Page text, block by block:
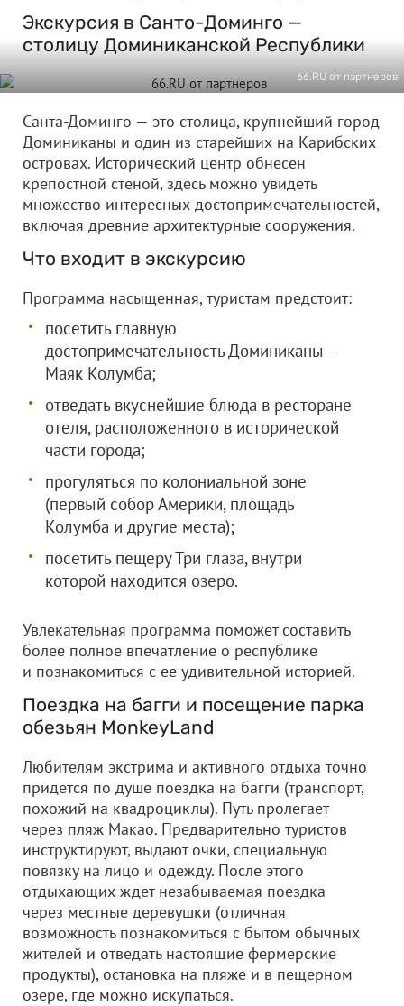
Экскурсия в Санто-Доминго —
столицу Доминиканской Республики
66.RU от партнеров
Санта-Доминго — это столица, крупнейший город
Доминиканы и один из старейших на Карибских
островах. Исторический центр обнесен
крепостной стеной, здесь можно увидеть
множество интересных достопримечательностей,
включая древние архитектурные сооружения.
Что входит в экскурсию
Программа насыщенная, туристам предстоит:
посетить главную
достопримечательность Доминиканы —
Маяк Колумба;
отведать вкуснейшие блюда в ресторане
отеля, расположенного в исторической
части города;
прогуляться по колониальной зоне
(первый собор Америки, площадь
Колумба и другие места);
посетить пещеру Три глаза, внутри
которой находится озеро.
Увлекательная программа поможет составить
более полное впечатление о республике
и познакомиться с ее удивительной историей.
Поездка на багги и посещение парка
обезьян MonkeyLand
Любителям экстрима и активного отдыха точно
придется по душе поездка на багги (транспорт,
похожий на квадроциклы). Путь пролегает
через пляж Макао. Предварительно туристов
инструктируют, выдают очки, специальную
повязку на лицо и одежду. После этого
отдыхающих ждет незабываемая поездка
через местные деревушки (отличная
возможность познакомиться с бытом обычных
жителей и отведать настоящие фермерские
продукты), остановка на пляже и в пещерном
озере, где можно искупаться.